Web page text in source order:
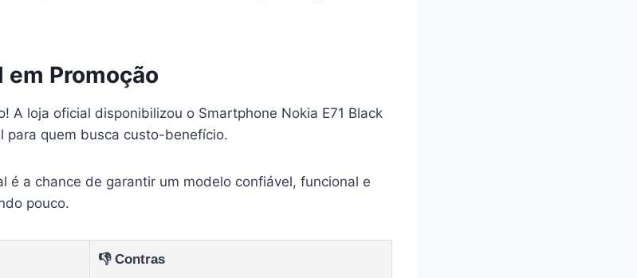
em Promoção
A loja oficial disponibilizou o Smartphone Nokia E71 Black
para quem busca custo-benefício.
é a chance de garantir um modelo confiável, funcional e
pouco.
👎 Contras